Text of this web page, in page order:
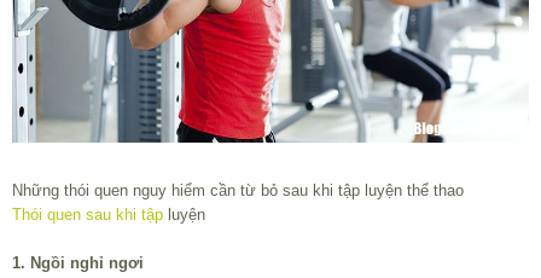
Những thói quen nguy hiểm cần từ bỏ sau khi tập luyện thể thao
Thói quen sau khi tập luyện
1. Ngồi nghỉ ngơi